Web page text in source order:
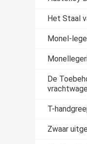
Het Staal
Monel-
De
T-
Zwaar